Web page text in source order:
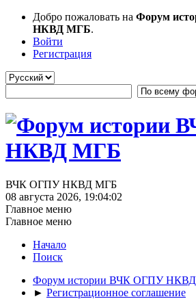
Добро пожаловать на Форум
НКВД МГБ.
Войти
Регистрация
ВЧК ОГПУ НКВД МГБ
08 августа 2026, 19:04:02
Главное меню
Главное меню
Начало
Поиск
Форум истории ВЧК ОГПУ
► Регистрационное соглашение